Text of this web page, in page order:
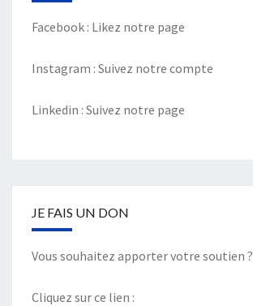
Facebook : Likez notre page
Instagram : Suivez notre compte
Linkedin : Suivez notre page
JE FAIS UN DON
Vous souhaitez apporter votre soutien ?
Cliquez sur ce lien :